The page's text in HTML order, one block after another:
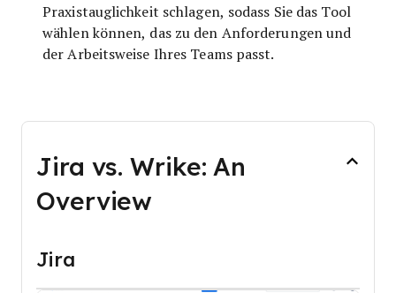
Praxistauglichkeit schlagen, sodass Sie das Tool
wählen können, das zu den Anforderungen und
der Arbeitsweise Ihres Teams passt.
Jira vs. Wrike: An
Overview
Jira